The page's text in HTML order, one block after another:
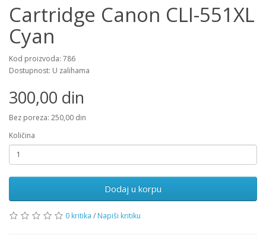
Cartridge Canon CLI-551XL
Cyan
Kod proizvoda: 786
Dostupnost: U zalihama
300,00 din
Bez poreza: 250,00 din
Količina
Dodaj u korpu
0 kritika / Napiši kritiku